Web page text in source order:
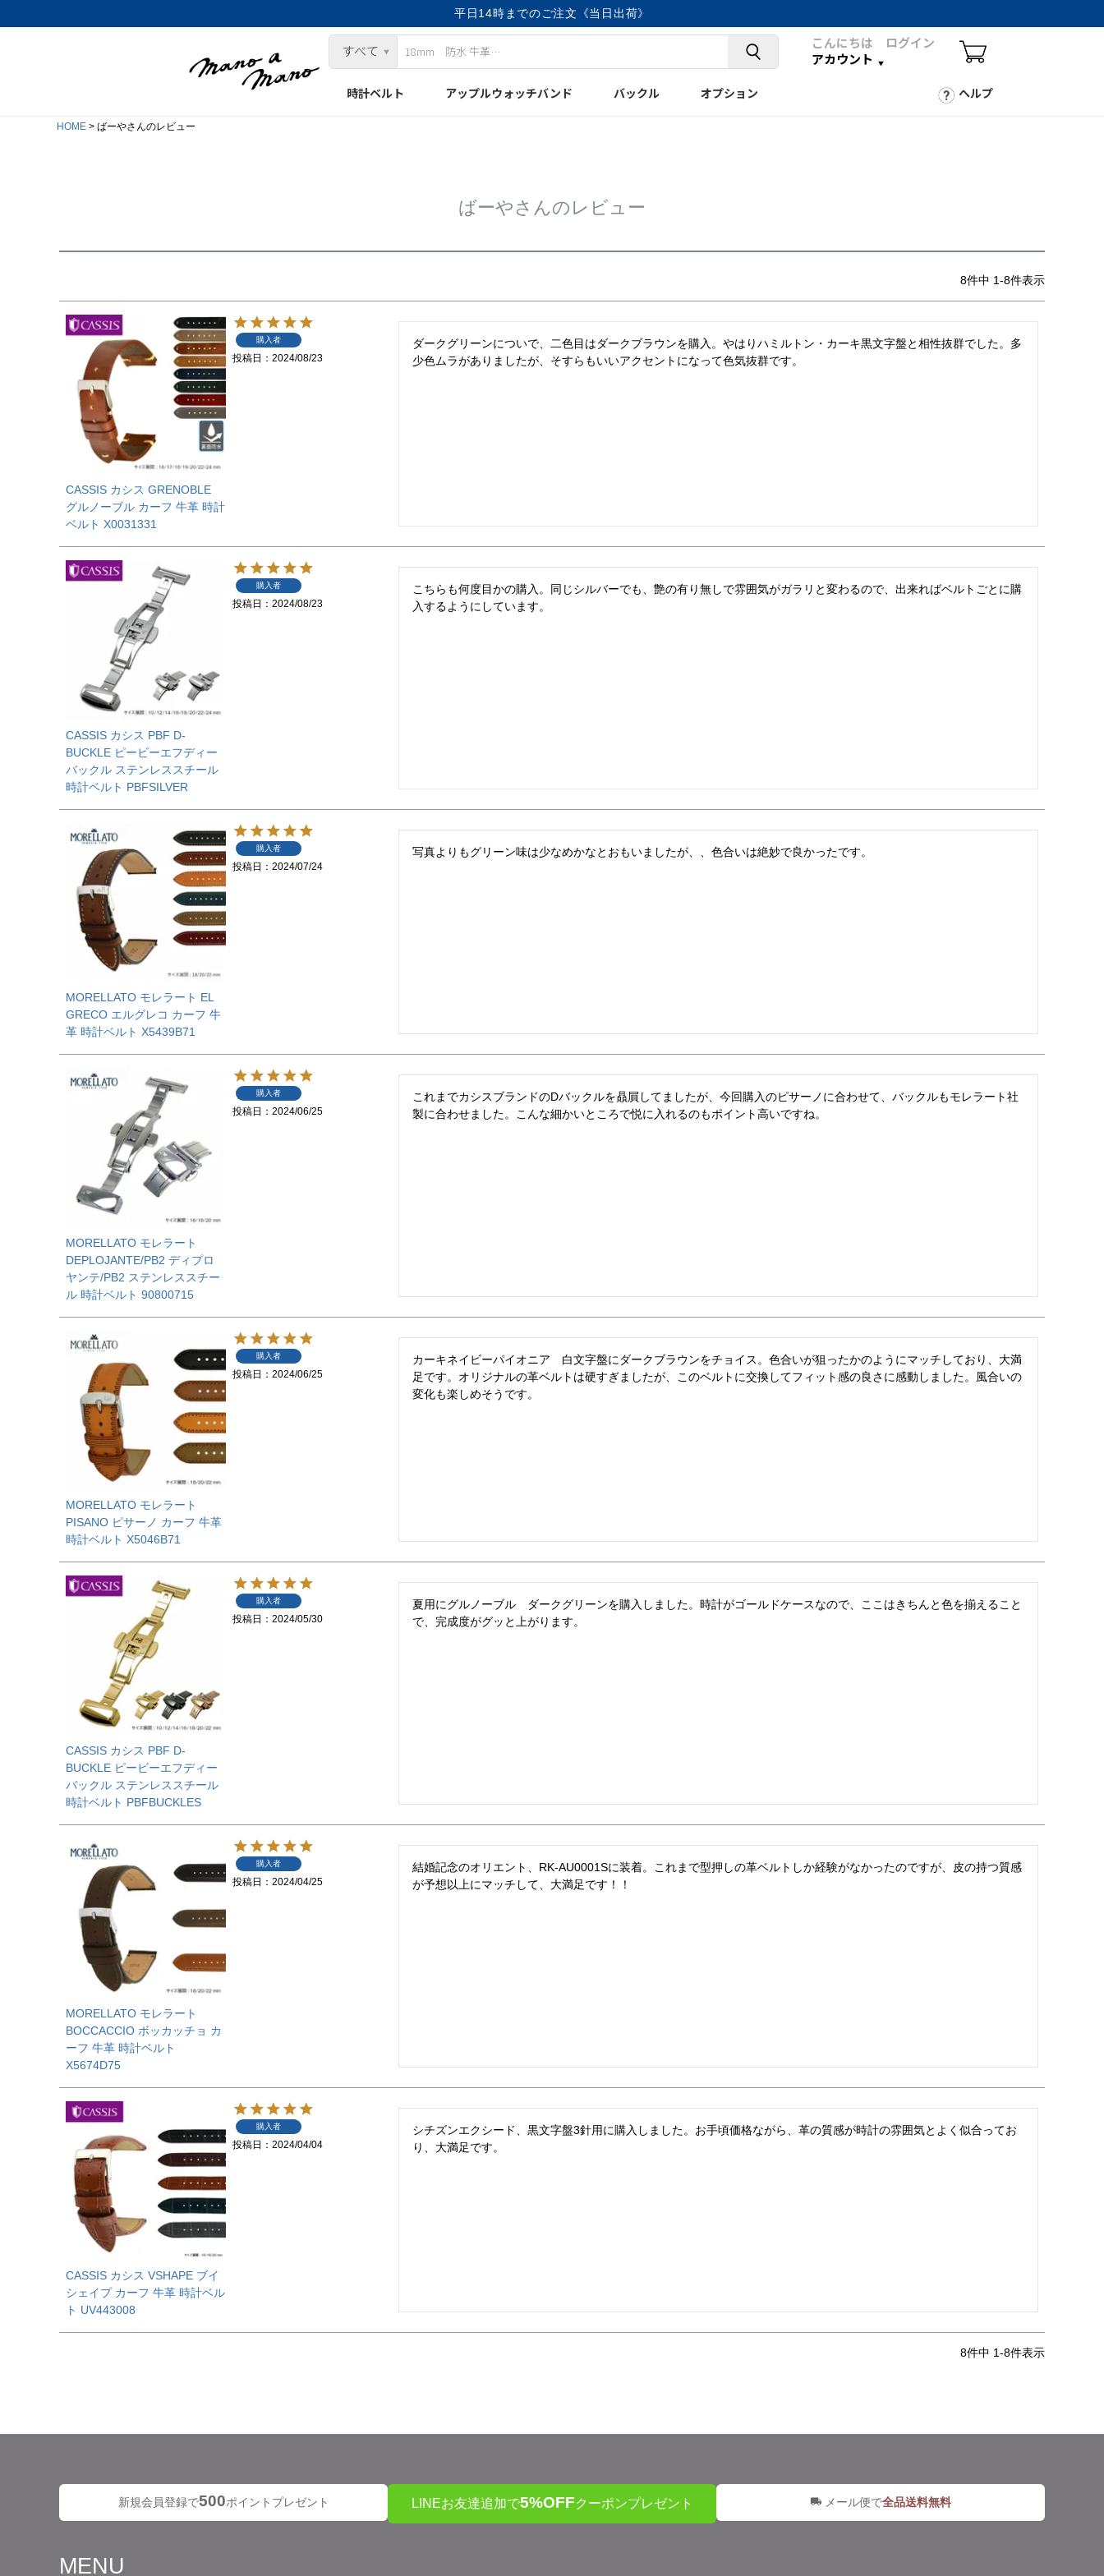
平日14時までのご注文《当日出荷》
こんにちは ログイン
アカウント
時計ベルト アップルウォッチバンド バックル オプション ヘルプ
HOME ばーやさんのレビュー
ばーやさんのレビュー
8件中 1-8件表示
CASSIS カシス GRENOBLE
グルノーブル カーフ 牛革 時計
ベルト X0031331
購入者
投稿日 2024/08/23
ダークグリーンについで、二色目はダークブラウンを購入。やはりハミルトン・カーキ黒文字盤と相性抜群でした。多
少色ムラがありましたが、そすらもいいアクセントになって色気抜群です。
CASSIS カシス PBF D-
BUCKLE ピービーエフディー
バックル ステンレススチール
時計ベルト PBFSILVER
購入者
投稿日 2024/08/23
こちらも何度目かの購入。同じシルバーでも、艶の有り無しで雰囲気がガラリと変わるので、出来ればベルトごとに購
入するようにしています。
MORELLATO モレラート EL
GRECO エルグレコ カーフ 牛
革 時計ベルト X5439B71
購入者
投稿日 2024/07/24
写真よりもグリーン味は少なめかなとおもいましたが、、色合いは絶妙で良かったです。
MORELLATO モレラート
DEPLOJANTE/PB2 ディプロ
ヤンテ/PB2 ステンレススチー
ル 時計ベルト 90800715
購入者
投稿日 2024/06/25
これまでカシスブランドのDバックルを贔屓してましたが、今回購入のピサーノに合わせて、バックルもモレラート社
製に合わせました。こんな細かいところで悦に入れるのもポイント高いですね。
MORELLATO モレラート
PISANO ピサーノ カーフ 牛革
時計ベルト X5046B71
購入者
投稿日 2024/06/25
カーキネイビーパイオニア　白文字盤にダークブラウンをチョイス。色合いが狙ったかのようにマッチしており、大満
足です。オリジナルの革ベルトは硬すぎましたが、このベルトに交換してフィット感の良さに感動しました。風合いの
変化も楽しめそうです。
CASSIS カシス PBF D-
BUCKLE ピービーエフディー
バックル ステンレススチール
時計ベルト PBFBUCKLES
購入者
投稿日 2024/05/30
夏用にグルノーブル　ダークグリーンを購入しました。時計がゴールドケースなので、ここはきちんと色を揃えること
で、完成度がグッと上がります。
MORELLATO モレラート
BOCCACCIO ボッカッチョ カ
ーフ 牛革 時計ベルト
X5674D75
購入者
投稿日 2024/04/25
結婚記念のオリエント、RK-AU0001Sに装着。これまで型押しの革ベルトしか経験がなかったのですが、皮の持つ質感
が予想以上にマッチして、大満足です！！
CASSIS カシス VSHAPE ブイ
シェイプ カーフ 牛革 時計ベル
ト UV443008
購入者
投稿日 2024/04/04
シチズンエクシード、黒文字盤3針用に購入しました。お手頃価格ながら、革の質感が時計の雰囲気とよく似合ってお
り、大満足です。
8件中 1-8件表示
新規会員登録で500ポイントプレゼント LINEお友達追加で5%OFFクーポンプレゼント メール便で全品送料無料
MENU